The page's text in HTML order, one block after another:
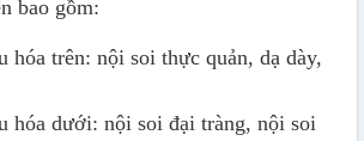
bao gồm:
hóa trên: nội soi thực quản, dạ dày,
hóa dưới: nội soi đại tràng, nội soi